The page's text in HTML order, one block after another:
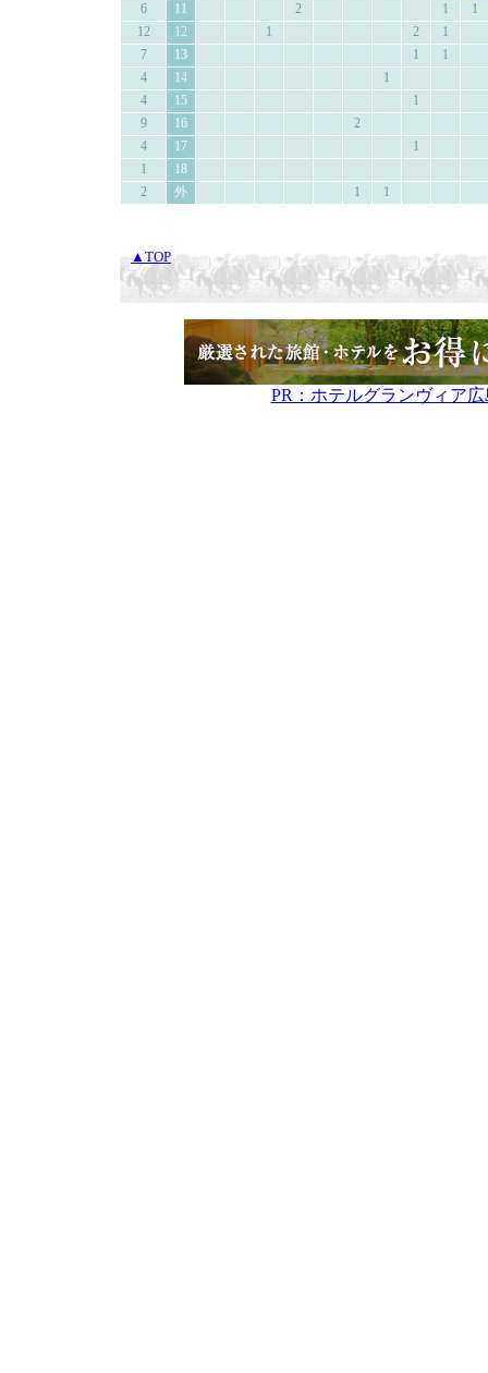
6
11 2 1
1
12
12 1 2
1
7
13 1
1
4
14
1
4
15
1
9
16
2
4
17
1
1
18
2
外 1 1
▲TOP
PR：ホテルグランヴィア